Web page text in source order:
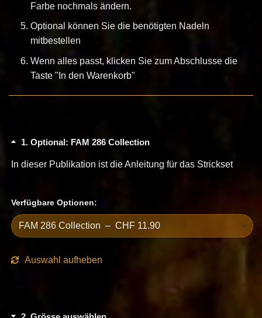
Farbe nochmals ändern.
Optional können Sie die benötigten Nadeln
mitbestellen
Wenn alles passt, klicken Sie zum Abschlusse die
Taste "In den Warenkorb"
1 Optional: FAM 286 Collection
In dieser Publikation ist die Anleitung für das Strickset
Verfügbare Optionen:
Auswahl aufheben